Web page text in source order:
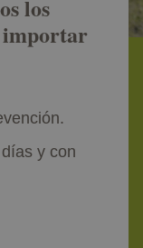
los
importar
y con